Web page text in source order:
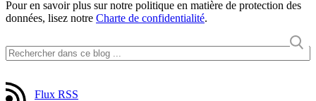
Pour en savoir plus sur notre politique en matière de protection des
données, lisez notre Charte de confidentialité.
Flux RSS